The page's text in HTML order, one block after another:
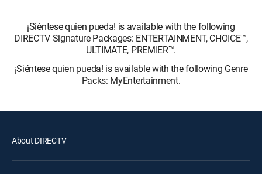
¡Siéntese quien pueda! is available with the following
DIRECTV Signature Packages: ENTERTAINMENT, CHOICE™,
ULTIMATE, PREMIER™.
¡Siéntese quien pueda! is available with the following Genre
Packs: MyEntertainment.
About DIRECTV